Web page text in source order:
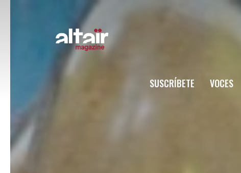
SUSCRÍBETE VOCES